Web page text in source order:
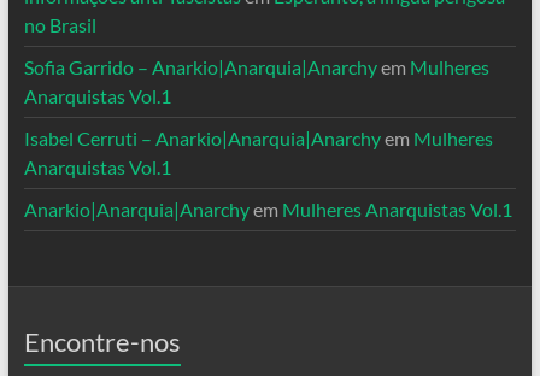
no Brasil
Sofia Garrido – Anarkio|Anarquia|Anarchyem Mulheres
Anarquistas Vol.1
Isabel Cerruti – Anarkio|Anarquia|Anarchyem Mulheres
Anarquistas Vol.1
Anarkio|Anarquia|Anarchyem Mulheres Anarquistas Vol.1
Encontre-nos